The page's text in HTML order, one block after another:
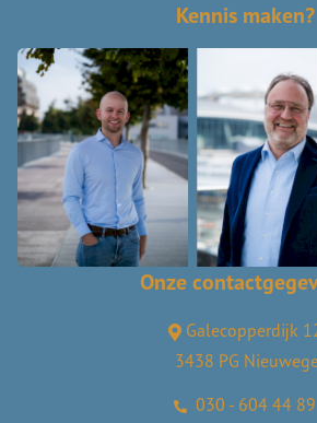
Kennis maken?
Onze
Galecopperdijk
3438 PG
030 - 604 44 89